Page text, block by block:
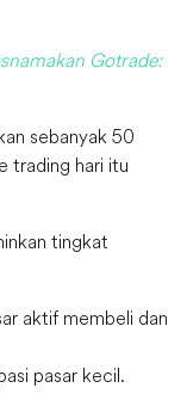
Gotrade:
sebanyak 50
trading hari itu
tingkat
aktif membeli dan
pasar kecil.